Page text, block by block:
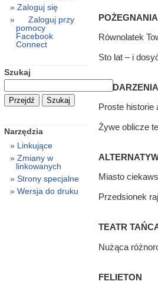
POŻEGNANIA
Równolatek
Sto lat – i
Proste historie
Żywe oblicze
Miasto
Przedsionek
TEATR
Nużąca
FELIETON
Zaloguj się
Zaloguj przy
pomocy
Facebook
Connect
Szukaj
Narzędzia
Linkujące
Zmiany w
linkowanych
Strony specjalne
Wersja do druku